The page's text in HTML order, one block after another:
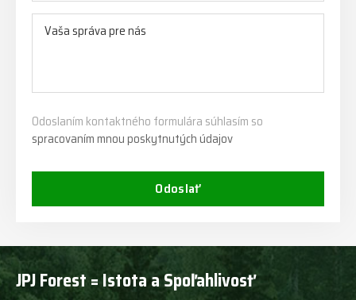
Odoslaním kontaktného formulára súhlasím so
spracovaním mnou poskytnutých údajov
Odoslať
JPJ Forest = Istota a Spoľahlivosť